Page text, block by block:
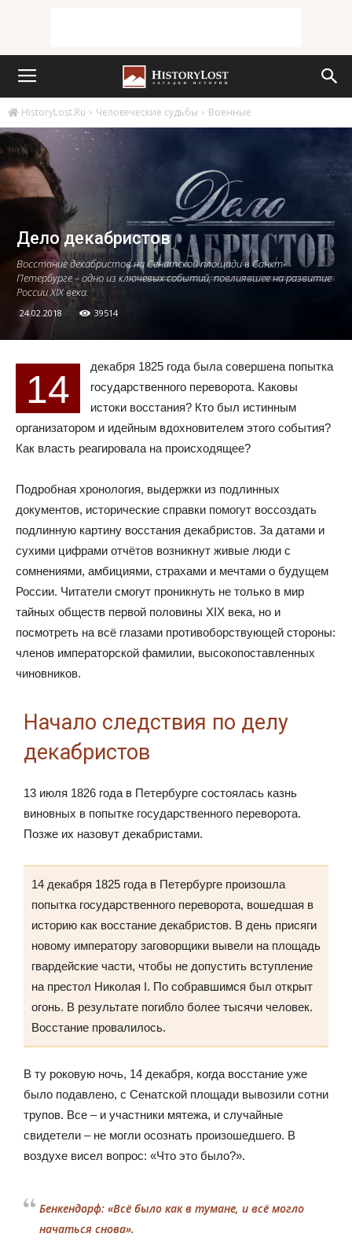
HistoryLost.Ru Человеческие судьбы Военные
Дело декабристов
Восстание декабристов на Сенатской площади в Санкт-
Петербурге – одно из ключевых событий, повлиявшее на развитие
России XIX века.
24.02.2018 39514
14
декабря 1825 года была совершена попытка
государственного переворота. Каковы
истоки восстания? Кто был истинным
организатором и идейным вдохновителем этого события?
Как власть реагировала на происходящее?
Подробная хронология, выдержки из подлинных
документов, исторические справки помогут воссоздать
подлинную картину восстания декабристов. За датами и
сухими цифрами отчётов возникнут живые люди с
сомнениями, амбициями, страхами и мечтами о будущем
России. Читатели смогут проникнуть не только в мир
тайных обществ первой половины XIX века, но и
посмотреть на всё глазами противоборствующей стороны:
членов императорской фамилии, высокопоставленных
чиновников.
Начало следствия по делу
декабристов
13 июля 1826 года в Петербурге состоялась казнь
виновных в попытке государственного переворота.
Позже их назовут декабристами.
14 декабря 1825 года в Петербурге произошла
попытка государственного переворота, вошедшая в
историю как восстание декабристов. В день присяги
новому императору заговорщики вывели на площадь
гвардейские части, чтобы не допустить вступление
на престол Николая I. По собравшимся был открыт
огонь. В результате погибло более тысячи человек.
Восстание провалилось.
В ту роковую ночь, 14 декабря, когда восстание уже
было подавлено, с Сенатской площади вывозили сотни
трупов. Все – и участники мятежа, и случайные
свидетели – не могли осознать произошедшего. В
воздухе висел вопрос: «Что это было?».
Бенкендорф: «Всё было как в тумане, и всё могло
начаться снова».